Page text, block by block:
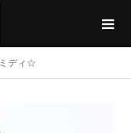
ディ☆